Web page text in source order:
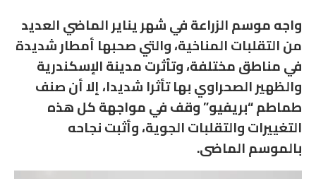
واجه موسم الزراعة في شهر يناير الماضي العديد
من التقلبات المناخية، والتي صحبها أمطار شديدة
في مناطق مختلفة، وتأثرت مدينة الإسكندرية
والظهير الصحراوي بها تأثرا شديدا، إلا أن صنف
طماطم “بريفيو” وقف في مواجهة كل هذه
التغييرات والتقلبات الجوية، وأثبت نجاحه
بالموسم الماضى.